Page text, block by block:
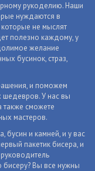
рукоделию. Наши
нуждаются в
не мыслят
полезно каждому, у
желание
бусинок, страз,
и поможем
шедевров. У нас вы
также сможете
мастеров.
бусин и камней, и у вас
пакетик бисера, и
бисеру? Вы все нужны